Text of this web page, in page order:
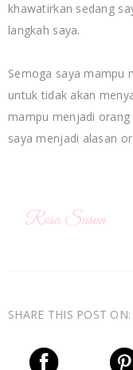
khawatirkan sedang
langkah saya.
Semoga saya mampu
untuk tidak akan
mampu menjadi
saya menjadi alasan
SHARE THIS POST ON: